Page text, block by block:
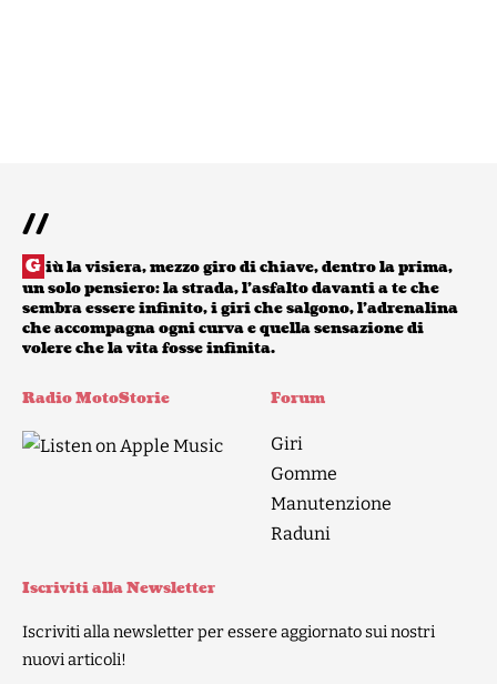
//
G iù la visiera, mezzo giro di chiave, dentro la prima,
un solo pensiero: la strada, l’asfalto davanti a te che
sembra essere infinito, i giri che salgono, l’adrenalina
che accompagna ogni curva e quella sensazione di
volere che la vita fosse infinita.
Radio MotoStorie Forum
Giri
Gomme
Manutenzione
Raduni
Iscriviti alla Newsletter
Iscriviti alla newsletter per essere aggiornato sui nostri
nuovi articoli!